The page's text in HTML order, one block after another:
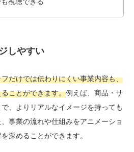
しやすい
だけでは伝わりにくい事業内容も、
ことができます。例えば、商品・サ
、よりリアルなイメージを持っても
事業の流れや仕組みをアニメーショ
深めることができます。